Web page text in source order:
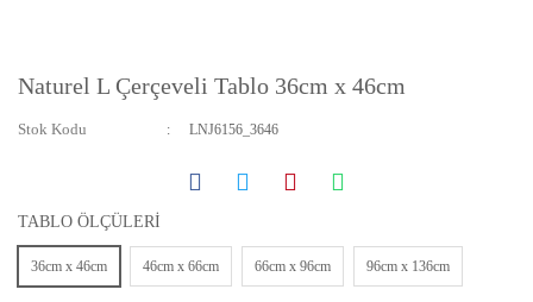
Naturel L Çerçeveli Tablo 36cm x 46cm
Stok Kodu LNJ6156_3646
TABLO ÖLÇÜLERİ
36cm x 46cm 46cm x 66cm 66cm x 96cm 96cm x 136cm